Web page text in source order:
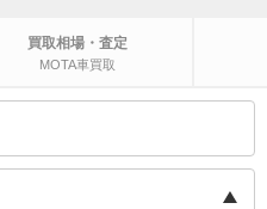
買取相場・査定
MOTA車買取